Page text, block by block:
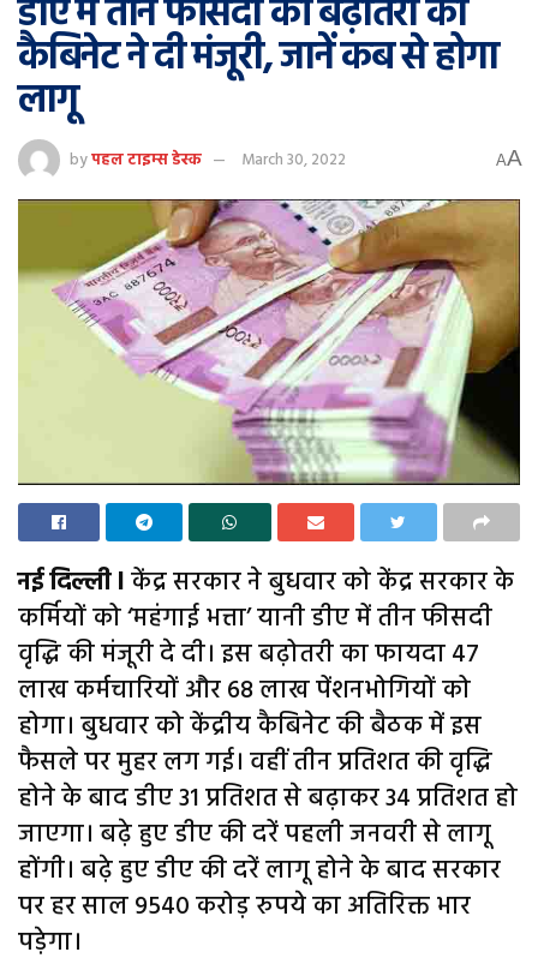
डीए में तीन फीसदी की बढ़ोतरी को
कैबिनेट ने दी मंजूरी, जानें कब से होगा
लागू
byपहल टाइम्स डेस्क March 30, 2022 AA
नई दिल्ली lकेंद्र सरकार ने बुधवार को केंद्र सरकार के
कर्मियों को ‘महंगाई भत्ता’ यानी डीए में तीन फीसदी
वृद्धि की मंजूरी दे दी। इस बढ़ोतरी का फायदा 47
लाख कर्मचारियों और 68 लाख पेंशनभोगियों को
होगा। बुधवार को केंद्रीय कैबिनेट की बैठक में इस
फैसले पर मुहर लग गई। वहीं तीन प्रतिशत की वृद्धि
होने के बाद डीए 31 प्रतिशत से बढ़ाकर 34 प्रतिशत हो
जाएगा। बढ़े हुए डीए की दरें पहली जनवरी से लागू
होंगी। बढ़े हुए डीए की दरें लागू होने के बाद सरकार
पर हर साल 9540 करोड़ रुपये का अतिरिक्त भार
पड़ेगा।